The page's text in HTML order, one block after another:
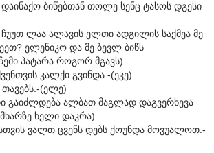
ბიწებთან თოლე სენც ტასოს დგესი
ლაა ალავის ელთი ადგილის საქმეა მე
ელენიკო და მე ბევლ ბიწს
პატარა როგორ მგავს)
კალქი გვინდა.-(ეკე)
თავებს.-(ელე)
გაიძლდება ალბათ მაგლად დაგვერხევა
ხელი დაკრა)
ვალთ ცვენს დებს ქოუნდა მოვუალოთ.-